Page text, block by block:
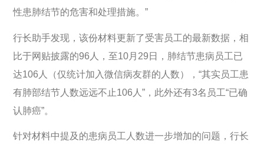
性患肺结节的危害和处理措施。”
行长助手发现，该份材料更新了受害员工的最新数据，相
比于网贴披露的96人，至10月29日，肺结节患病员工已
达106人（仅统计加入微信病友群的人数），“其实员工患
有肺部结节人数远远不止106人”，此外还有3名员工“已确
认肺癌”。
针对材料中提及的患病员工人数进一步增加的问题，行长